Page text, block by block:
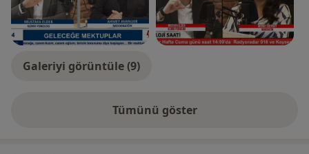
(Hacettepe Gelişimsel Çocuk Nörolojisi Derneği)
• Cinsel Terapi Uygulayıcısı Eğitimi (Dr. Ertuğrul Taş)
• Terapötik Beceri Eğitimi (Dr. Zeynep Set)
• BDT Belirsizliğe Tahammülsüzlük (Prof. Dr. Hakan
Şu an ergen ve yetişkin alanında online ve TMS Clinic
Galeriyi görüntüle (9)
Tümünü gösterdeneyim hakkında